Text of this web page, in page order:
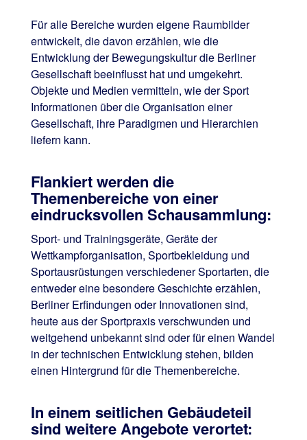
Für alle Bereiche wurden eigene Raumbilder
entwickelt, die davon erzählen, wie die
Entwicklung der Bewegungskultur die Berliner
Gesellschaft beeinflusst hat und umgekehrt.
Objekte und Medien vermitteln, wie der Sport
Informationen über die Organisation einer
Gesellschaft, ihre Paradigmen und Hierarchien
liefern kann.
Flankiert werden die
Themenbereiche von einer
eindrucksvollen Schausammlung:
Sport- und Trainingsgeräte, Geräte der
Wettkampforganisation, Sportbekleidung und
Sportausrüstungen verschiedener Sportarten, die
entweder eine besondere Geschichte erzählen,
Berliner Erfindungen oder Innovationen sind,
heute aus der Sportpraxis verschwunden und
weitgehend unbekannt sind oder für einen Wandel
in der technischen Entwicklung stehen, bilden
einen Hintergrund für die Themenbereiche.
In einem seitlichen Gebäudeteil
sind weitere Angebote verortet: